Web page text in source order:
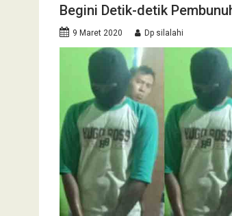
Begini Detik-detik
9 Maret 2020 Dp silalahi